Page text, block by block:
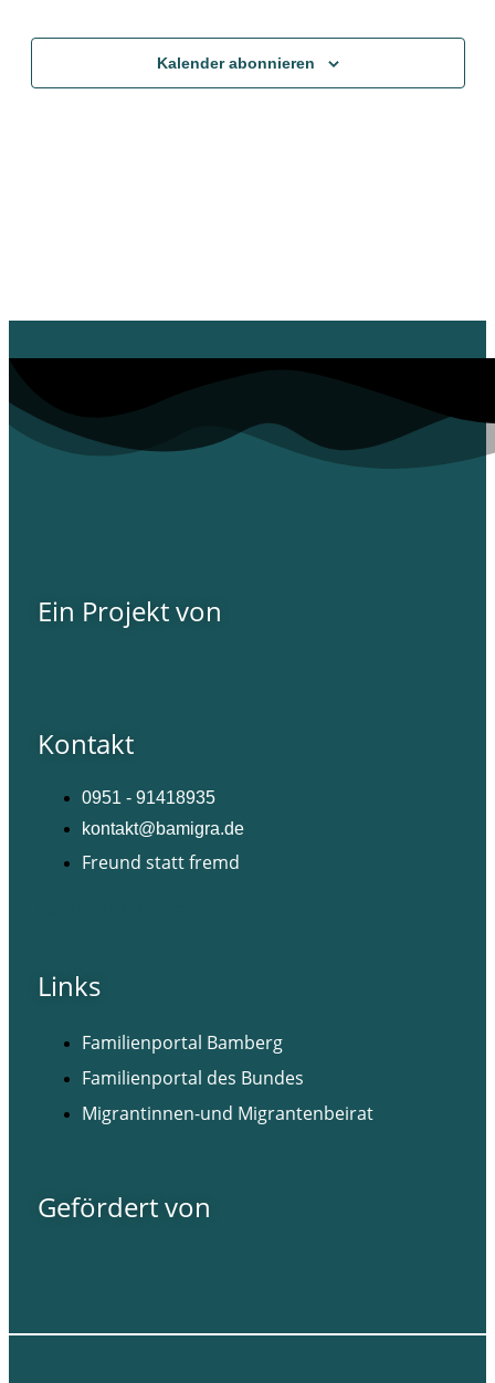
Kalender abonnieren
Ein Projekt von
Kontakt
0951 - 91418935
kontakt@bamigra.de
Freund statt fremd
Links
Familienportal Bamberg
Familienportal des Bundes
Migrantinnen-und Migrantenbeirat
Gefördert von